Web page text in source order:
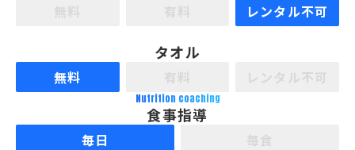
レンタル不可
タオル
無料
Nutrition coaching
食事指導
毎日